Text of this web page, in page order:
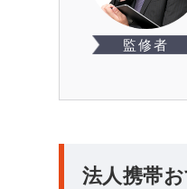
監修者
法人携帯